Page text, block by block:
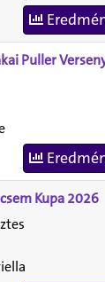
Puller
Kupa 2026